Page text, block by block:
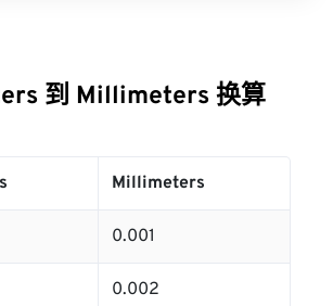
到 Millimeters 换算
Millimeters
0.001
0.002